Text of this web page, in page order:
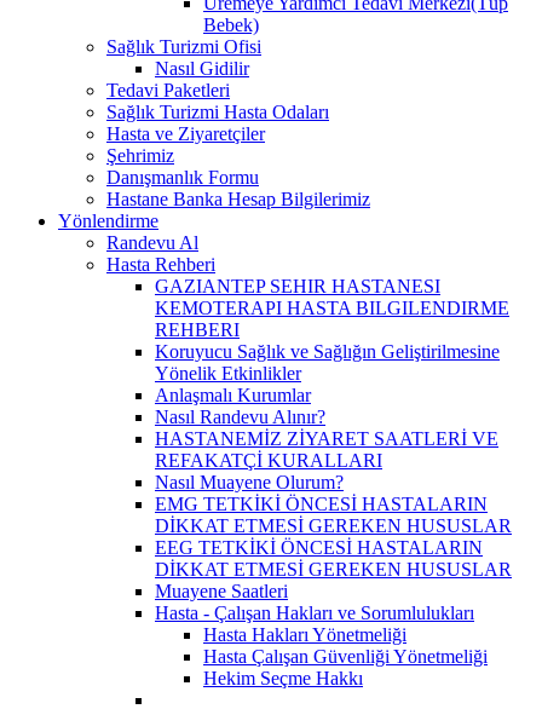
Bebek)
Sağlık Turizmi Ofisi
Nasıl Gidilir
Tedavi Paketleri
Sağlık Turizmi Hasta Odaları
Hasta ve Ziyaretçiler
Şehrimiz
Danışmanlık Formu
Hastane Banka Hesap Bilgilerimiz
Yönlendirme
Randevu Al
Hasta Rehberi
GAZIANTEP SEHIR HASTANESI
KEMOTERAPI HASTA BILGILENDIRME
REHBERI
Koruyucu Sağlık ve Sağlığın Geliştirilmesine
Yönelik Etkinlikler
Anlaşmalı Kurumlar
Nasıl Randevu Alınır?
HASTANEMİZ ZİYARET SAATLERİ VE
REFAKATÇİ KURALLARI
Nasıl Muayene Olurum?
EMG TETKİKİ ÖNCESİ HASTALARIN
DİKKAT ETMESİ GEREKEN HUSUSLAR
EEG TETKİKİ ÖNCESİ HASTALARIN
DİKKAT ETMESİ GEREKEN HUSUSLAR
Muayene Saatleri
Hasta - Çalışan Hakları ve Sorumlulukları
Hasta Hakları Yönetmeliği
Hasta Çalışan Güvenliği Yönetmeliği
Hekim Seçme Hakkı